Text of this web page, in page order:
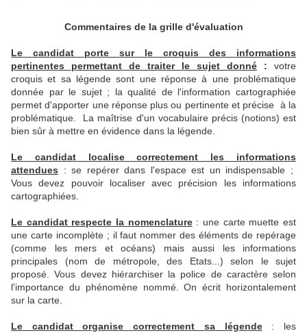
Commentaires de la grille d'évaluation
Le candidat porte sur le croquis des informations
pertinentes permettant de traiter le sujet donné : votre
croquis et sa légende sont une réponse à une problématique
donnée par le sujet ; la qualité de l'information cartographiée
permet d'apporter une réponse plus ou pertinente et précise à la
problématique. La maîtrise d'un vocabulaire précis (notions) est
bien sûr à mettre en évidence dans la légende.
Le candidat localise correctement les informations
attendues : se repérer dans l'espace est un indispensable ;
Vous devez pouvoir localiser avec précision les informations
cartographiées.
Le candidat respecte la nomenclature: une carte muette est
une carte incomplète ; il faut nommer des éléments de repérage
(comme les mers et océans) mais aussi les informations
principales (nom de métropole, des Etats...) selon le sujet
proposé. Vous devez hiérarchiser la police de caractère selon
l'importance du phénomène nommé. On écrit horizontalement
sur la carte.
Le candidat organise correctement sa légende: les